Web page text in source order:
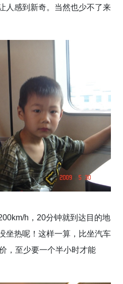
人感到新奇。当然也少不了来
h，20分钟就到达目的地
坐热呢！这样一算，比坐汽车
，至少要一个半小时才能